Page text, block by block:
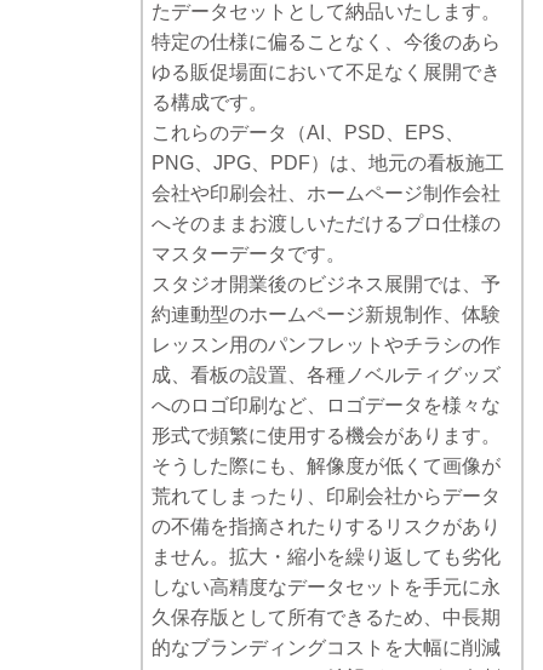
たデータセットとして納品いたします。
特定の仕様に偏ることなく、今後のあら
ゆる販促場面において不足なく展開でき
る構成です。
これらのデータ（AI、PSD、EPS、
PNG、JPG、PDF）は、地元の看板施工
会社や印刷会社、ホームページ制作会社
へそのままお渡しいただけるプロ仕様の
マスターデータです。
スタジオ開業後のビジネス展開では、予
約連動型のホームページ新規制作、体験
レッスン用のパンフレットやチラシの作
成、看板の設置、各種ノベルティグッズ
へのロゴ印刷など、ロゴデータを様々な
形式で頻繁に使用する機会があります。
そうした際にも、解像度が低くて画像が
荒れてしまったり、印刷会社からデータ
の不備を指摘されたりするリスクがあり
ません。拡大・縮小を繰り返しても劣化
しない高精度なデータセットを手元に永
久保存版として所有できるため、中長期
的なブランディングコストを大幅に削減